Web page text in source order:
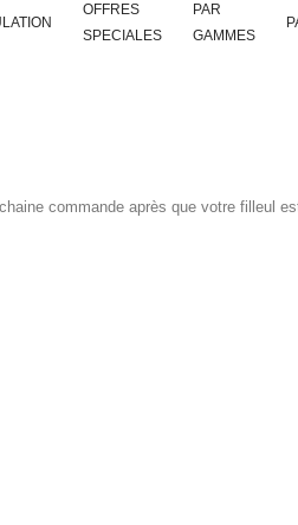
OFFRES
SPECIALES
PAR
GAMMES
commande après que votre filleul